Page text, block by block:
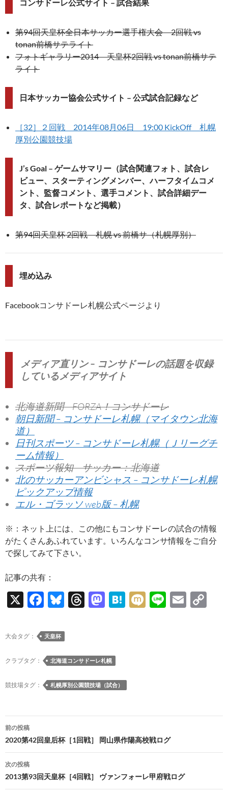
コンサドーレ公式サイト – 試合結果
第94回天皇杯全日本サッカー選手権大会 2回戦 vs
tonan前橋サテライト
フォトギャラリー2014 天皇杯2回戦 vs tonan前橋サテ
ライト
日本サッカー協会公式サイト – 公式試合記録など
［32］２回戦 2014年08月06日 19:00 KickOff 札幌
厚別公園競技場
J’s Goal – ゲームサマリー（試合関連フォト、試合レ
ビュー、スターティングメンバー、ハーフタイムコメ
ント、監督コメント、選手コメント、試合詳細デー
タ、試合レポートなど掲載）
第94回天皇杯 2回戦 札幌 vs 前橋サ（札幌厚別）
埋め込み
Facebookコンサドーレ札幌公式ページより
メディア直リン – コンサドーレの話題を収録
しているメディアサイト
北海道新聞 – FORZA！コンサドーレ
朝日新聞 – コンサドーレ札幌（マイタウン北海
道）
日刊スポーツ – コンサドーレ札幌（Ｊリーグチ
ーム情報）
スポーツ報知 – サッカー：北海道
北のサッカーアンビシャス – コンサドーレ札幌
ピックアップ情報
エル・ゴラッソ web版 – 札幌
※：ネット上には、この他にもコンサドーレの試合の情報
がたくさんあふれています。いろんなコンサ情報をご自分
で探してみて下さい。
記事の共有：
X
F
e
b
o
o
k
Bl
es
k
y
T
ds
M
o
n
H
M Li
E
大会タグ： 天皇杯
クラブタグ： 北海道コンサドーレ札幌
競技場タグ： 札幌厚別公園競技場（試合）
投
稿
ナ
ビ
前の投稿
2020第42回皇后杯［1回戦］ 岡山県作陽高校戦ログ
次の投稿
2013第93回天皇杯［4回戦］ ヴァンフォーレ甲府戦ログ